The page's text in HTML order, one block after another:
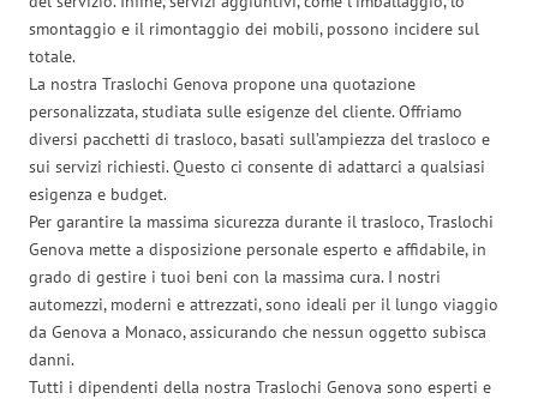
smontaggio e il rimontaggio dei mobili, possono incidere sul
totale.
La nostra Traslochi Genova propone una quotazione
personalizzata, studiata sulle esigenze del cliente. Offriamo
diversi pacchetti di trasloco, basati sull’ampiezza del trasloco e
sui servizi richiesti. Questo ci consente di adattarci a qualsiasi
esigenza e budget.
Per garantire la massima sicurezza durante il trasloco, Traslochi
Genova mette a disposizione personale esperto e affidabile, in
grado di gestire i tuoi beni con la massima cura. I nostri
automezzi, moderni e attrezzati, sono ideali per il lungo viaggio
da Genova a Monaco, assicurando che nessun oggetto subisca
danni.
Tutti i dipendenti della nostra Traslochi Genova sono esperti e